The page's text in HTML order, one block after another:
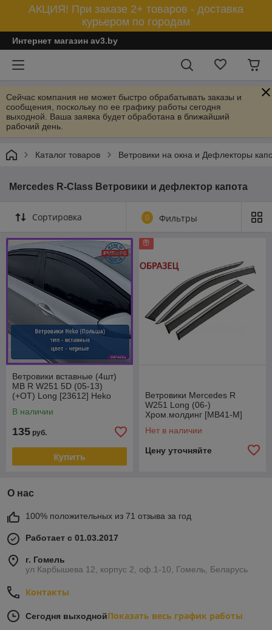
АКЦИЯ! При заказе 2+ товаров - доставка
курьером по городам
Интернет магазин av3.by
Сейчас компания не может быстро обрабатывать заказы и
сообщения, поскольку по ее графику работы сегодня
выходной. Ваша заявка будет обработана в ближайший
рабочий день.
Каталог товаров Ветровики на окна и Дефлекторы
Mercedes R-Class Ветровики и дефлектор капота
Сортировка 0 Фильтры
Ветровики вставные (4шт)
MB R W251 5D (05-13)
(+OT) Long [23612] Heko
В наличии
135 руб.
Купить
Ветровики Mercedes R
W251 Long (06-)
Хром.молдинг [MB41-M]
Нет в наличии
Цену уточняйте
О нас
100% положительных из 71 отзыва за год
Работает с 01.03.2017
г. Гомель
ул Карбышева 12, корпус 2, оф.1-10, Гомель, Беларусь
Контакты
Сегодня выходнойПоказать весь график работы